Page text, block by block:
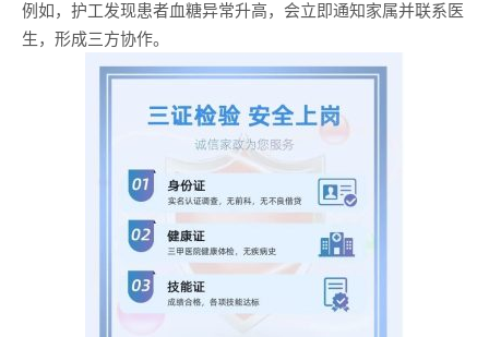
例如，护工发现患者血糖异常升高，会立即通知家属并联系医
生，形成三方协作。